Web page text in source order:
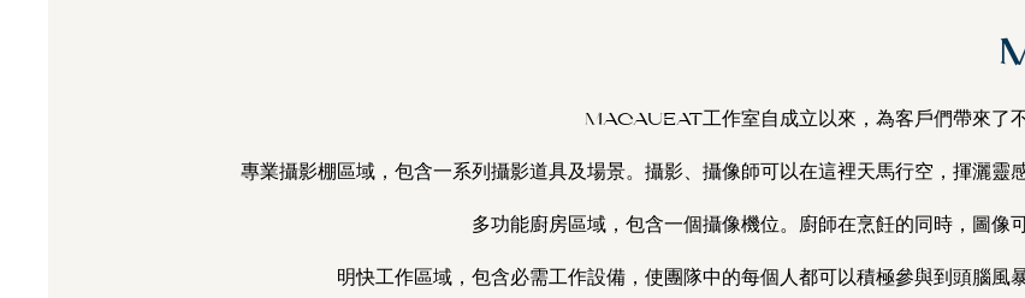
MACAUEAT工作室自成立以來，為客戶們帶來了
專業攝影棚區域，包含一系列攝影道具及場景。攝影、攝像師可以在這裡天馬行空，揮灑靈
多功能廚房區域，包含一個攝像機位。廚師在烹飪的同時，圖像
明快工作區域，包含必需工作設備，使團隊中的每個人都可以積極參與到頭腦風